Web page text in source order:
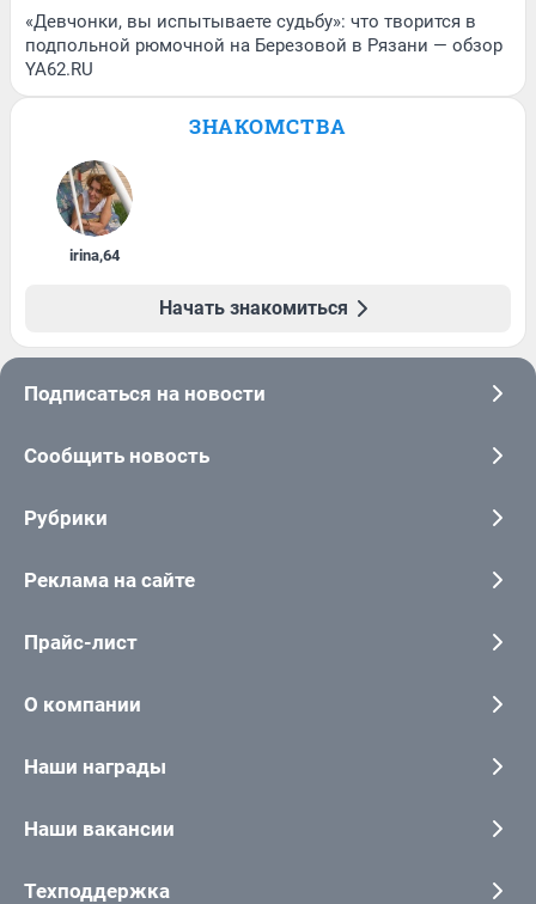
«Девчонки, вы испытываете судьбу»: что творится в
подпольной рюмочной на Березовой в Рязани — обзор
YA62.RU
ЗНАКОМСТВА
irina,64
Начать знакомиться
Подписаться на новости
Сообщить новость
Рубрики
Реклама на сайте
Прайс-лист
О компании
Наши награды
Наши вакансии
Техподдержка